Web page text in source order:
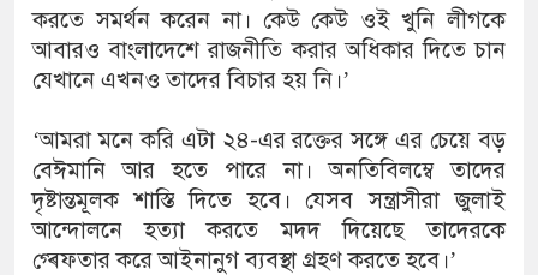
করতে সমর্থন করেন না। কেউ কেউ ওই খুনি লীগকে
আবারও বাংলাদেশে রাজনীতি করার অধিকার দিতে চান
যেখানে এখনও তাদের বিচার হয় নি।’
‘আমরা মনে করি এটা ২৪-এর রক্তের সঙ্গে এর চেয়ে বড়
বেঈমানি আর হতে পারে না। অনতিবিলম্বে তাদের
দৃষ্টান্তমূলক শাস্তি দিতে হবে। যেসব সন্ত্রাসীরা জুলাই
আন্দোলনে হত্যা করতে মদদ দিয়েছে তাদেরকে
গ্ৰেফতার করে আইনানুগ ব্যবস্থা গ্রহণ করতে হবে।’